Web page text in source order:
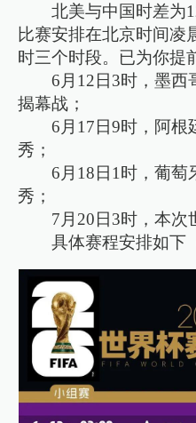
北美与中国时差为
比赛安排在北京时间凌
时三个时段。已为你提
6月12日3时，墨西
揭幕战；
6月17日9时，阿根
秀；
6月18日1时，葡萄
秀；
7月20日3时，本次
具体赛程安排如下